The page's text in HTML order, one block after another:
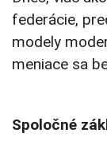
federácie,
modely
meniace sa
Spoločné